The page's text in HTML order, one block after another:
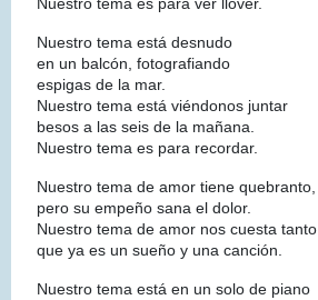
Nuestro tema está desnudo
en un balcón, fotografiando
espigas de la mar.
Nuestro tema está viéndonos juntar
besos a las seis de la mañana.
Nuestro tema es para recordar.
Nuestro tema de amor tiene quebranto,
pero su empeño sana el dolor.
Nuestro tema de amor nos cuesta tanto
que ya es un sueño y una canción.
Nuestro tema está en un solo de piano